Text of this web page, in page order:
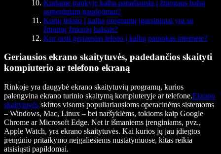
Kuriame įrankyje kalba panašiausia į žmogaus balsą
asmeniniam naudojimui?
Kurių teksto į kalbą programų įgarsinimai yra su
žinomų žmonių balsais?
Kur rasti geriausias teksto į kalbą pamokas internete?
Geriausios ekrano skaitytuvės, padedančios skaityti
kompiuterio ar telefono ekraną
Rinkoje yra daugybė ekrano skaitytuvių programų, kurios
palengvina ekrano turinio skaitymą kompiuteryje ar telefone.Ekrano
skaitytuvės skirtos visoms populiariausioms operacinėms sistemoms
– Windows, Mac, Linux – bei naršyklėms, tokioms kaip Google
Chrome ar Microsoft Edge. Net ir išmaniems įrenginiams, pvz.,
Apple Watch, yra ekrano skaitytuvės. Kai kurios jų jau įdiegtos
įrenginio pritaikymo neįgaliesiems nustatymuose, kitas reikia
atsisiųsti papildomai.